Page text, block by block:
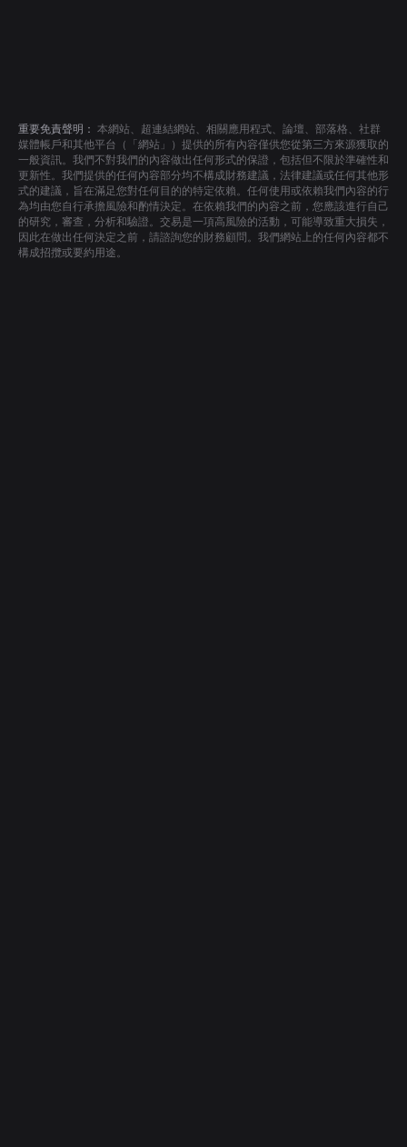
重要免責聲明： 本網站、超連結網站、相關應用程式、論壇、部落格、社群
媒體帳戶和其他平台（「網站」）提供的所有內容僅供您從第三方來源獲取的
一般資訊。我們不對我們的內容做出任何形式的保證，包括但不限於準確性和
更新性。我們提供的任何內容部分均不構成財務建議，法律建議或任何其他形
式的建議，旨在滿足您對任何目的的特定依賴。任何使用或依賴我們內容的行
為均由您自行承擔風險和酌情決定。在依賴我們的內容之前，您應該進行自己
的研究，審查，分析和驗證。交易是一項高風險的活動，可能導致重大損失，
因此在做出任何決定之前，請諮詢您的財務顧問。我們網站上的任何內容都不
構成招攬或要約用途。